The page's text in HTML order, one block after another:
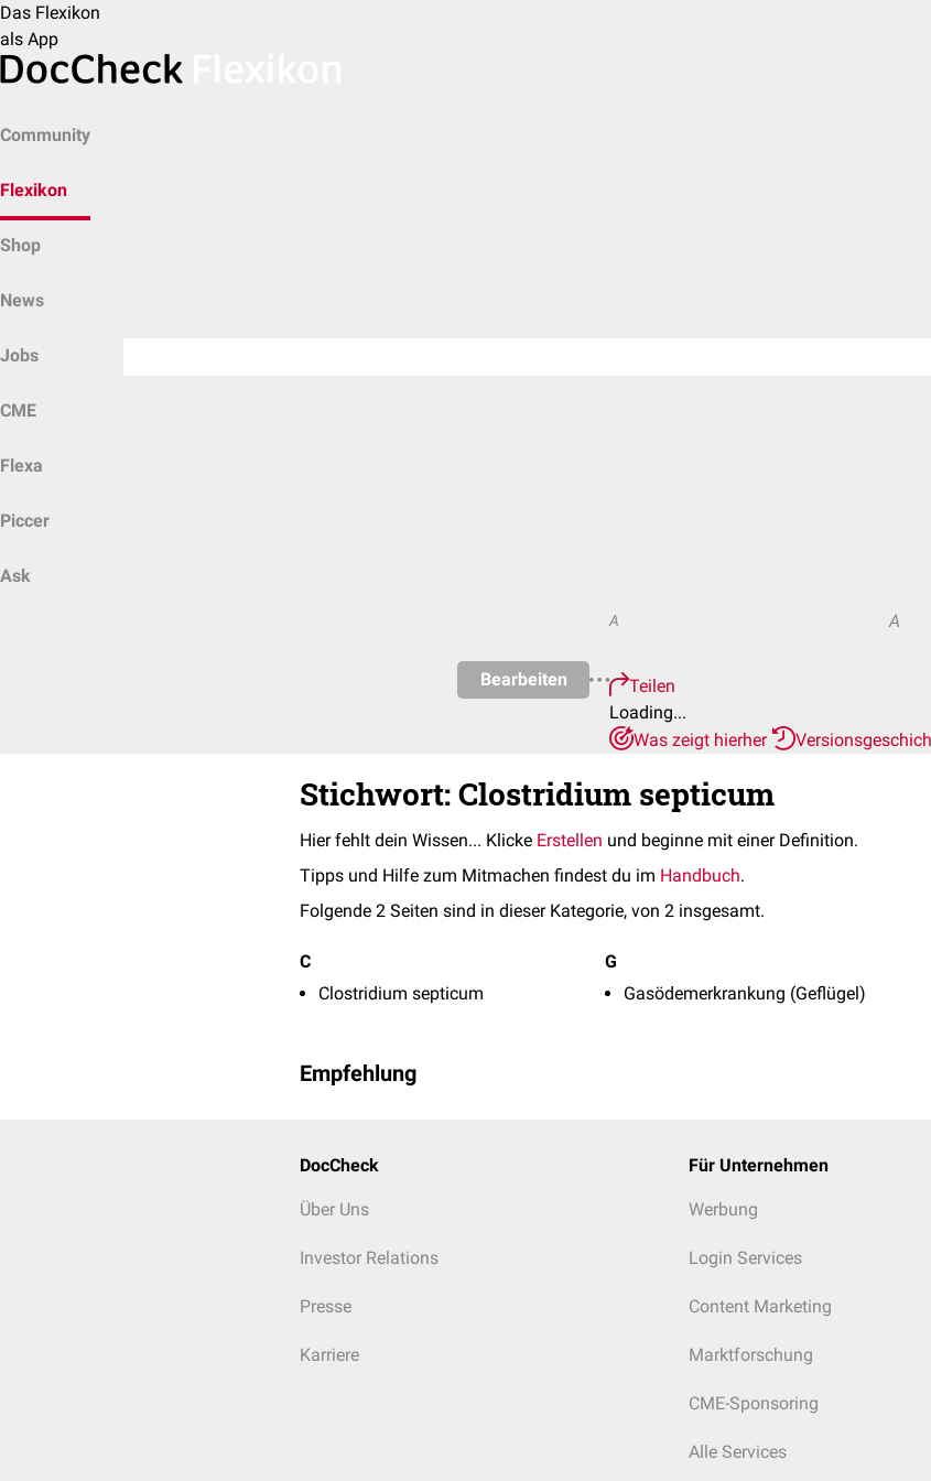
Das Flexikon
als App
Community
Flexikon
Shop
News
Jobs
CME
Flexa
Piccer
Ask
Bearbeiten
A A
Teilen
Loading...
Was zeigt hierher
Stichwort: Clostridium septicum
Hier fehlt dein Wissen... Klicke Erstellen und beginne mit einer Definition.
Tipps und Hilfe zum Mitmachen findest du im Handbuch.
Folgende 2 Seiten sind in dieser Kategorie, von 2 insgesamt.
C
Clostridium septicum
G
Gasödemerkrankung (Geflügel)
Empfehlung
DocCheck
Über Uns
Investor Relations
Presse
Karriere
Für Unternehmen
Werbung
Login Services
Content Marketing
Marktforschung
CME-Sponsoring
Alle Services